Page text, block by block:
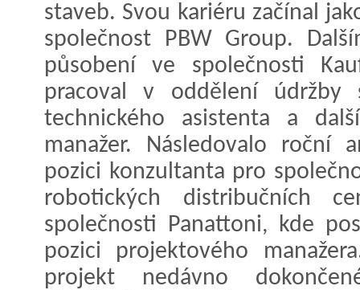
staveb. Svou kariéru začínal
společnost PBW Group.
působení ve společnosti
pracoval v oddělení údržby
technického asistenta a
manažer. Následovalo roční
pozici konzultanta pro
robotických distribučních
společnosti Panattoni, kde
pozici projektového
projekt nedávno